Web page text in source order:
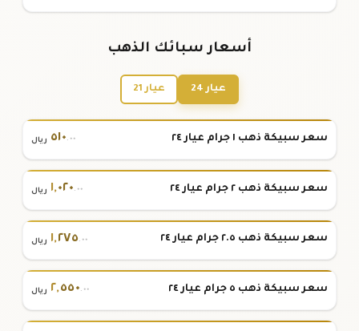
أسعار سبائك الذهب
عيار 24 عيار 21
سعر سبيكة ذهب ١ جرام عيار ٢٤ ٥١٠.٠٠ ريال
سعر سبيكة ذهب ٢ جرام عيار ٢٤ ١,٠٢٠.٠٠ ريال
سعر سبيكة ذهب ٢.٥ جرام عيار ٢٤ ١,٢٧٥.٠٠ ريال
سعر سبيكة ذهب ٥ جرام عيار ٢٤ ٢,٥٥٠.٠٠ ريال